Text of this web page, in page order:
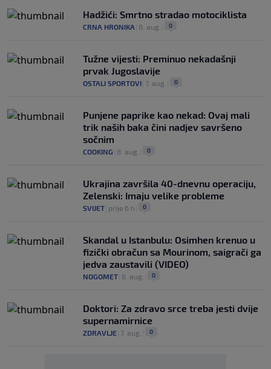
Hadžići: Smrtno stradao motociklista
CRNA HRONIKA 8. aug. 0
Tužne vijesti: Preminuo nekadašnji
prvak Jugoslavije
OSTALI SPORTOVI 7. aug. 0
Punjene paprike kao nekad: Ovaj mali
trik naših baka čini nadjev savršeno
sočnim
COOKING 8. aug. 0
Ukrajina završila 40-dnevnu operaciju,
Zelenski: Imaju velike probleme
SVIJET prije 6 h 0
Skandal u Istanbulu: Osimhen krenuo u
fizički obračun sa Mourinom, saigrači ga
jedva zaustavili (VIDEO)
NOGOMET 8. aug. 0
Doktori: Za zdravo srce treba jesti dvije
supernamirnice
ZDRAVLJE 7. aug. 0